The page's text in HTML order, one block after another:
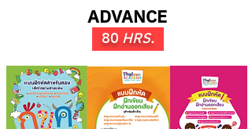
ADVANCE
80HRS.